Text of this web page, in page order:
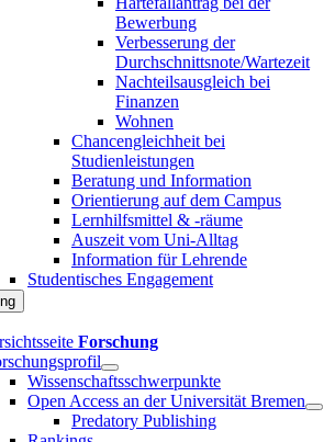
Bewerbung
Verbesserung der
Durchschnittsnote/Wartezeit
Nachteilsausgleich bei
Finanzen
Wohnen
Chancengleichheit bei
Studienleistungen
Beratung und Information
Orientierung auf dem Campus
Lernhilfsmittel & -räume
Auszeit vom Uni-Alltag
Information für Lehrende
Studentisches Engagement
Forschung
Wissenschaftsschwerpunkte
Open Access an der Universität Bremen
Predatory Publishing